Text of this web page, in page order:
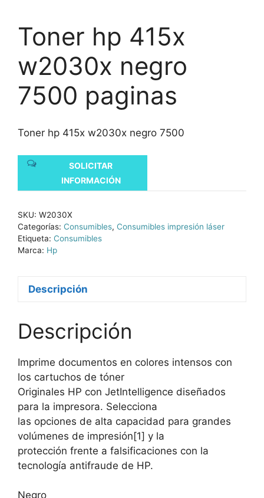
Toner hp 415x
w2030x negro
7500 paginas
Toner hp 415x w2030x negro 7500
SOLICITAR
INFORMACIÓN
SKU: W2030X
Categorías: Consumibles, Consumibles impresión láser
Etiqueta: Consumibles
Marca: Hp
Descripción
Descripción
Imprime documentos en colores intensos con
los cartuchos de tóner
Originales HP con JetIntelligence diseñados
para la impresora. Selecciona
las opciones de alta capacidad para grandes
volúmenes de impresión[1] y la
protección frente a falsificaciones con la
tecnología antifraude de HP.
Negro